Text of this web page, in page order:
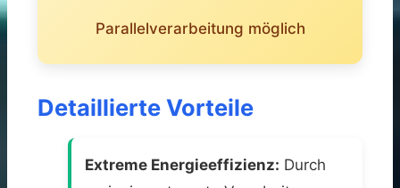
Parallelverarbeitung möglich
Detaillierte Vorteile
Extreme Energieeffizienz: Durch